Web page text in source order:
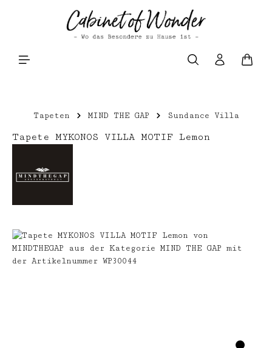
Zum Hauptinhalt springen
Tapeten MIND THE GAP Sundance Villa
Tapete MYKONOS VILLA MOTIF Lemon
Bildergalerie überspringen